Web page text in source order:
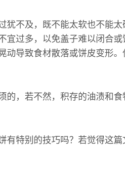
犹不及，既不能太软也不能
宜过多，以免盖子难以闭合
动导致食材散落或饼皮变形
的，若不然，积存的油渍和
有特别的技巧吗？若觉得这